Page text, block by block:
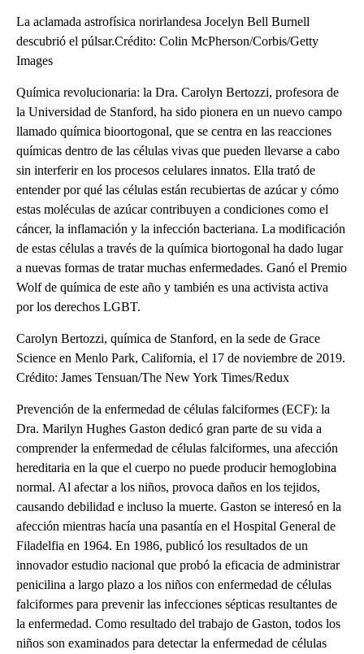
La aclamada astrofísica norirlandesa Jocelyn Bell Burnell
descubrió el púlsar.Crédito: Colin McPherson/Corbis/Getty
Images
Química revolucionaria: la Dra. Carolyn Bertozzi, profesora de
la Universidad de Stanford, ha sido pionera en un nuevo campo
llamado química bioortogonal, que se centra en las reacciones
químicas dentro de las células vivas que pueden llevarse a cabo
sin interferir en los procesos celulares innatos. Ella trató de
entender por qué las células están recubiertas de azúcar y cómo
estas moléculas de azúcar contribuyen a condiciones como el
cáncer, la inflamación y la infección bacteriana. La modificación
de estas células a través de la química biortogonal ha dado lugar
a nuevas formas de tratar muchas enfermedades. Ganó el Premio
Wolf de química de este año y también es una activista activa
por los derechos LGBT.
Carolyn Bertozzi, química de Stanford, en la sede de Grace
Science en Menlo Park, California, el 17 de noviembre de 2019.
Crédito: James Tensuan/The New York Times/Redux
Prevención de la enfermedad de células falciformes (ECF): la
Dra. Marilyn Hughes Gaston dedicó gran parte de su vida a
comprender la enfermedad de células falciformes, una afección
hereditaria en la que el cuerpo no puede producir hemoglobina
normal. Al afectar a los niños, provoca daños en los tejidos,
causando debilidad e incluso la muerte. Gaston se interesó en la
afección mientras hacía una pasantía en el Hospital General de
Filadelfia en 1964. En 1986, publicó los resultados de un
innovador estudio nacional que probó la eficacia de administrar
penicilina a largo plazo a los niños con enfermedad de células
falciformes para prevenir las infecciones sépticas resultantes de
la enfermedad. Como resultado del trabajo de Gaston, todos los
niños son examinados para detectar la enfermedad de células